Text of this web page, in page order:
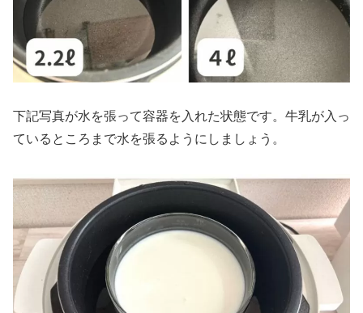
下記写真が水を張って容器を入れた状態です。牛乳が入っ
ているところまで水を張るようにしましょう。